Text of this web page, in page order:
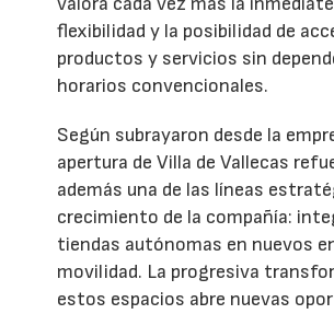
flexibilidad y la posibilidad de
productos y servicios sin
horarios convencionales.
Según subrayaron desde la
apertura de Villa de Vallecas
además una de las líneas
crecimiento de la compañía:
tiendas autónomas en nuevos
movilidad. La progresiva
estos espacios abre nuevas